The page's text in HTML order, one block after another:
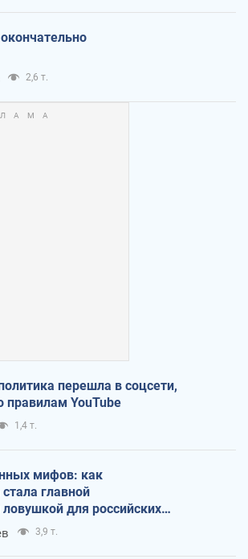
2,6 т.
перешла в соцсети,
YouTube
1,4 т.
мифов: как
главной
для российских
3,9 т.